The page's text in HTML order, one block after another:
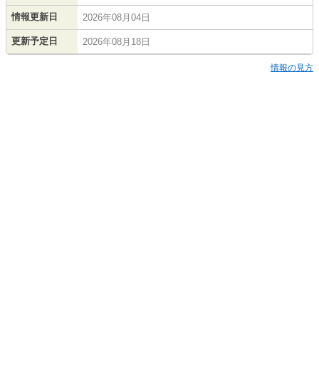
情報更新日 2026年08月04日
更新予定日 2026年08月18日
情報の見方